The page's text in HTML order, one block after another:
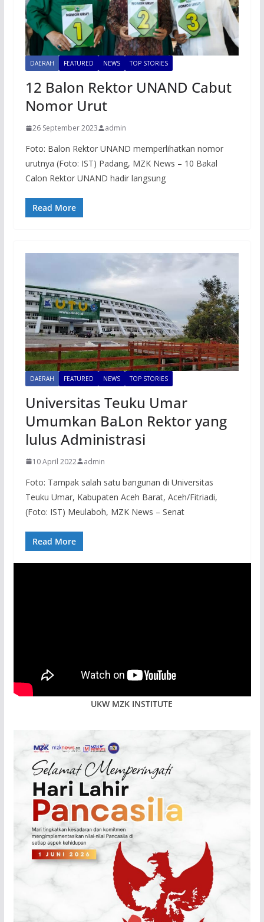
DAERAH FEATURED NEWS TOP STORIES
12 Balon Rektor UNAND Cabut
Nomor Urut
26 September 2023 admin
Foto: Balon Rektor UNAND memperlihatkan nomor
urutnya (Foto: IST) Padang, MZK News – 10 Bakal
Calon Rektor UNAND hadir langsung
Read More
DAERAH FEATURED NEWS TOP STORIES
Universitas Teuku Umar
Umumkan BaLon Rektor yang
lulus Administrasi
10 April 2022 admin
Foto: Tampak salah satu bangunan di Universitas
Teuku Umar, Kabupaten Aceh Barat, Aceh/Fitriadi,
(Foto: IST) Meulaboh, MZK News – Senat
Read More
UKW MZK INSTITUTE